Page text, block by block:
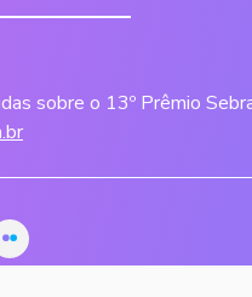
sobre o 13º Prêmio